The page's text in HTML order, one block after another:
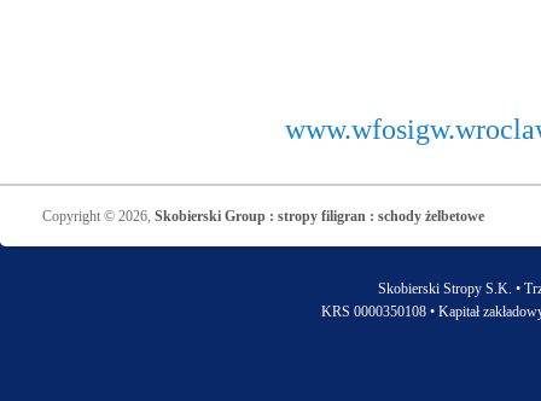
Copyright © 2026,Skobierski Group : stropy filigran : schody żelbetowe
Skobierski Stropy S.K. •
KRS 0000350108 • Kapitał